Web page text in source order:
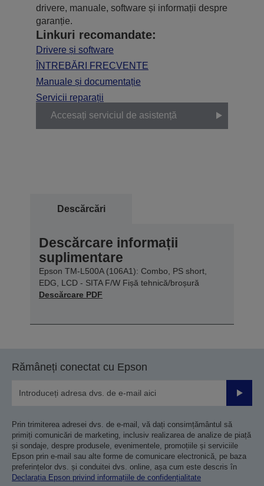
drivere, manuale, software și informații despre
garanție.
Linkuri recomandate:
Drivere și software
ÎNTREBĂRI FRECVENTE
Manuale și documentație
Servicii reparații
Accesați serviciul de asistență
Descărcări
Descărcare informații
suplimentare
Epson TM-L500A (106A1): Combo, PS short,
EDG, LCD - SITA F/W Fișă tehnică/broșură
Descărcare PDF
Rămâneți conectat cu Epson
Prin trimiterea adresei dvs. de e-mail, vă dați consimțământul să
primiți comunicări de marketing, inclusiv realizarea de analize de piață
și sondaje, despre produsele, evenimentele, promoțiile și serviciile
Epson prin e-mail sau alte forme de comunicare electronică, pe baza
preferințelor dvs. și conduitei dvs. online, așa cum este descris în
Declarația Epson privind informațiile de confidențialitate